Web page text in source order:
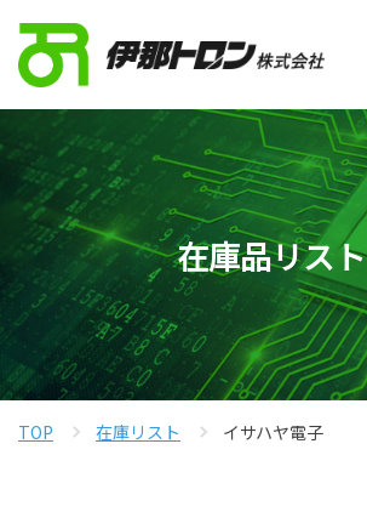
在庫品リスト
TOP 在庫リスト イサハヤ電子